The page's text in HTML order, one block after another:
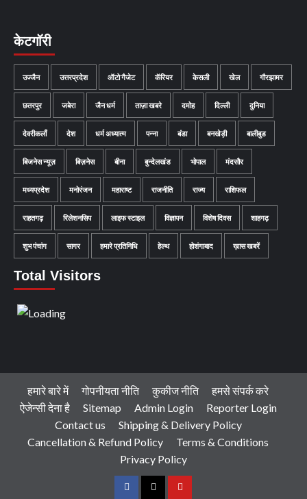
केटगॉरी
उज्जैन उत्तरप्रदेश ऑटो गैजेट कॅरियर केसली खेल गौरझामर
छतरपुर जबेरा जैन धर्म ताज़ा खबरे दमोह दिल्ली दुनिया
देवरीकलाँ देश धर्म अध्यात्म पन्ना बंडा बनखेड़ी बालीबुड
बिजनेस न्यूज़ बिज़नेस बीना बुन्देलखंड भोपाल मंदसौर
मध्यप्रदेश मनोरंजन महाराष्ट राजनीति राज्य राशिफल
राहतगढ़ रिलेशनसिप लाइफ स्टाइल विज्ञापन विशेष दिवस शाहगढ़
शुभ पंचांग सागर हमारे प्रतिनिधि हेल्थ होशंगाबाद ख़ास खबरें
Total Visitors
हमारे बारे में गोपनीयता नीति कुकीज नीति
हमसे संपर्क करे
ऐजेन्सी देना है
Sitemap Admin Login
Reporter Login
Contact us
Shipping & Delivery Policy
Cancellation & Refund Policy
Terms & Conditions
Privacy Policy